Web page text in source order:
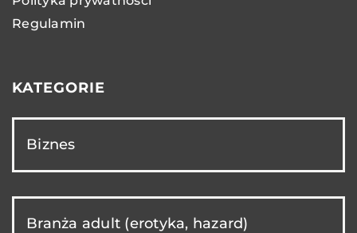
Regulamin
KATEGORIE
Biznes
Branża adult (erotyka, hazard)